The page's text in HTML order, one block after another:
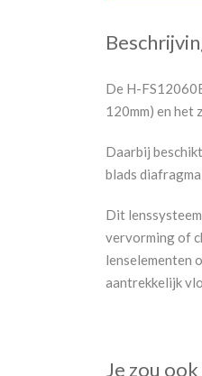
De H-
120mm) en het
Daarbij
blads
Dit
vervorming of
lenselementen
aantrekkelijk
Je zou